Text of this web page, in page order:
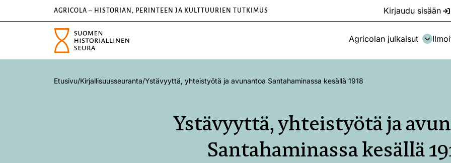
AGRICOLA – HISTORIAN, PERINTEEN JA KULTTUURIEN TUTKIMUS Kirjaudu sisään
Agricolan julkaisut
Etusivu/Kirjallisuusseuranta/Ystävyyttä, yhteistyötä ja avunantoa Santahaminassa kesällä 1918
Ystävyyttä, yhteistyötä ja
Santahaminassa kesällä